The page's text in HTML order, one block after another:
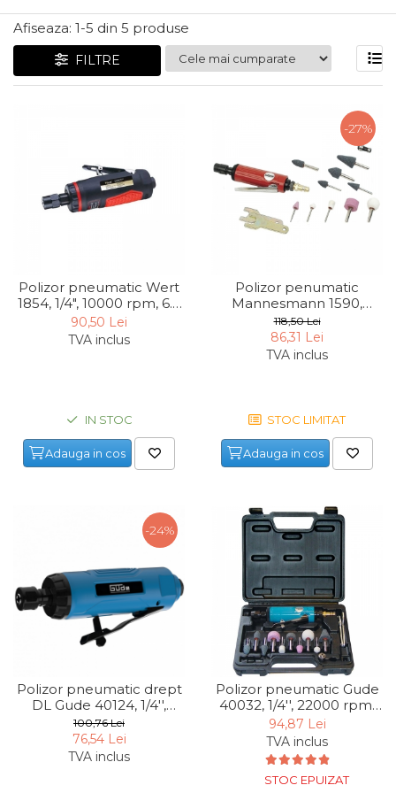
Articole Pentru Gradina
Accesorii Bucatarie
Cabluri Incalzitoare cu
Termostat
Accesorii Baie
Accesorii Telefoane
Casti Audio
Ultrasunete
Cutii Depozitare
Chinga & Suport Mobila
Accesorii
Jucarii
Baterii & Acumulatori
Baterii AAA
Baterii AA
Corpuri de Iluminat
Lanterne
Proiectoare
Afiseaza: 1-5 din 5 produse
FILTRE
Polizor pneumatic Wert
1854, 1/4", 10000 rpm, 6.3
bari
90,50 Lei
TVA inclus
IN STOC
Adauga in cos
-27%
Polizor penumatic
Mannesmann 1590,
25000 rpm, 6 bari, set 17
piese
118,50 Lei
86,31 Lei
TVA inclus
STOC LIMITAT
Adauga in cos
-24%
Polizor pneumatic drept
DL Gude 40124, 1/4'',
22000 rpm
100,76 Lei
76,54 Lei
TVA inclus
Polizor pneumatic Gude
40032, 1/4'', 22000 rpm,
set 15 piese
94,87 Lei
TVA inclus
STOC EPUIZAT